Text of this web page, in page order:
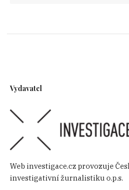
Vydavatel
Web investigace.cz provozuje
investigativní žurnalistiku o.p.s.